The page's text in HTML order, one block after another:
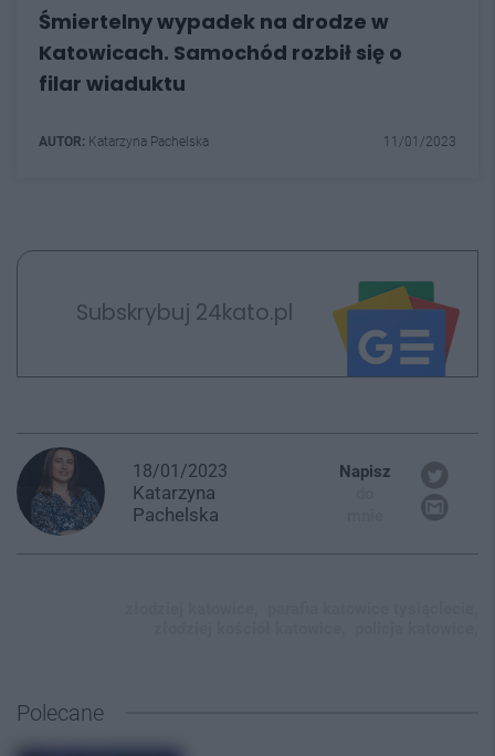
Śmiertelny wypadek na drodze w
Katowicach. Samochód rozbił się o
filar wiaduktu
AUTOR: Katarzyna Pachelska 11/01/2023
Subskrybuj 24kato.pl
18/01/2023
Katarzyna
Pachelska
Napisz
Polecane